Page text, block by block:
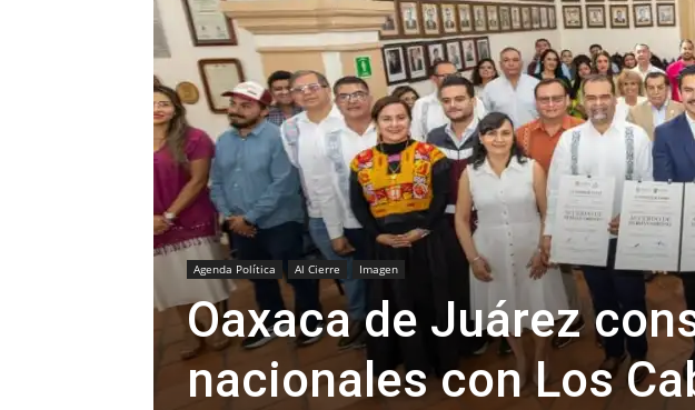
Agenda Política Al Cierre Imagen
Oaxaca de Juárez
nacionales con Los